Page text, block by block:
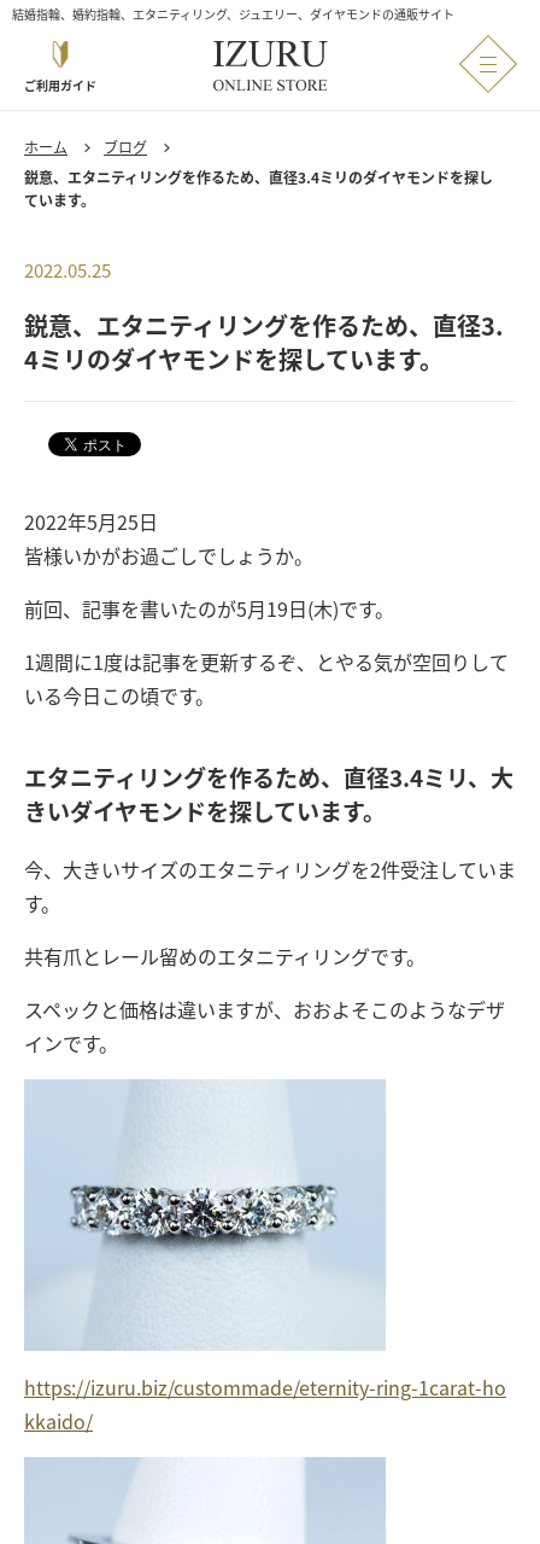
結婚指輪、婚約指輪、エタニティリング、ジュエリー、ダイヤモンドの通販サイト
ご利用ガイド
ホーム
ブログ
鋭意、エタニティリングを作るため、直径3.4ミリのダイヤモンドを探し
ています。
2022.05.25
鋭意、エタニティリングを作るため、直径3.
4ミリのダイヤモンドを探しています。
2022年5月25日
皆様いかがお過ごしでしょうか。
前回、記事を書いたのが5月19日(木)です。
1週間に1度は記事を更新するぞ、とやる気が空回りして
いる今日この頃です。
エタニティリングを作るため、直径3.4ミリ、大
きいダイヤモンドを探しています。
今、大きいサイズのエタニティリングを2件受注していま
す。
共有爪とレール留めのエタニティリングです。
スペックと価格は違いますが、おおよそこのようなデザ
インです。
https://izuru.biz/custommade/eternity-ring-1carat-ho
kkaido/